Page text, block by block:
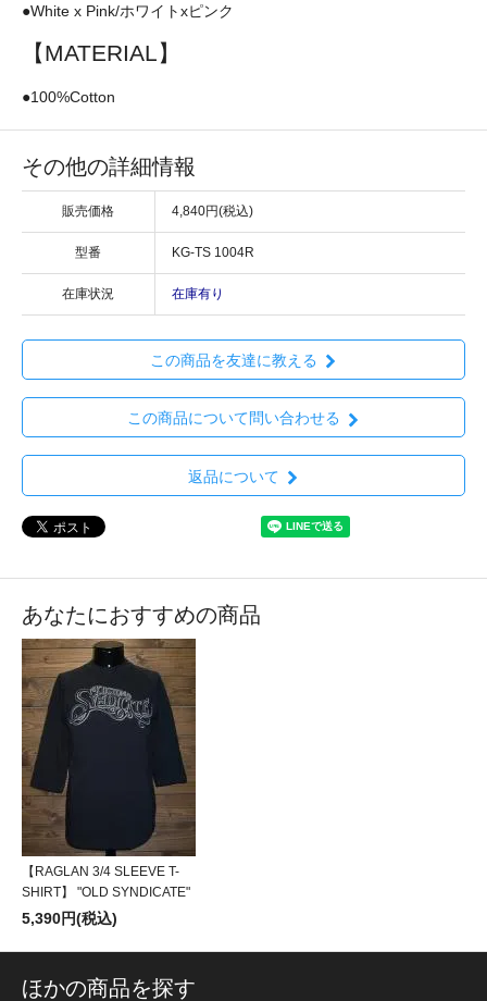
●White x Pink/ホワイトxピンク
【MATERIAL】
●100%Cotton
その他の詳細情報
販売価格 4,840円(税込)
型番 KG-TS 1004R
在庫状況 在庫有り
この商品を友達に教える
この商品について問い合わせる
返品について
あなたにおすすめの商品
【RAGLAN 3/4 SLEEVE T-
SHIRT】 "OLD SYNDICATE"
5,390円(税込)
ほかの商品を探す